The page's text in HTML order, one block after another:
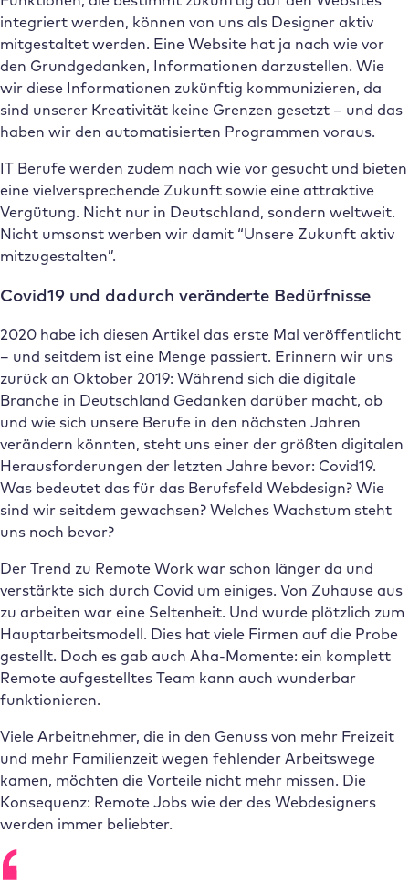
integriert werden, können von uns als Designer aktiv
mitgestaltet werden. Eine Website hat ja nach wie vor
den Grundgedanken, Informationen darzustellen. Wie
wir diese Informationen zukünftig kommunizieren, da
sind unserer Kreativität keine Grenzen gesetzt – und das
haben wir den automatisierten Programmen voraus.
IT Berufe werden zudem nach wie vor gesucht und bieten
eine vielversprechende Zukunft sowie eine attraktive
Vergütung. Nicht nur in Deutschland, sondern weltweit.
Nicht umsonst werben wir damit “Unsere Zukunft aktiv
mitzugestalten”.
Covid19 und dadurch veränderte Bedürfnisse
2020 habe ich diesen Artikel das erste Mal veröffentlicht
– und seitdem ist eine Menge passiert. Erinnern wir uns
zurück an Oktober 2019: Während sich die digitale
Branche in Deutschland Gedanken darüber macht, ob
und wie sich unsere Berufe in den nächsten Jahren
verändern könnten, steht uns einer der größten digitalen
Herausforderungen der letzten Jahre bevor: Covid19.
Was bedeutet das für das Berufsfeld Webdesign? Wie
sind wir seitdem gewachsen? Welches Wachstum steht
uns noch bevor?
Der Trend zu Remote Work war schon länger da und
verstärkte sich durch Covid um einiges. Von Zuhause aus
zu arbeiten war eine Seltenheit. Und wurde plötzlich zum
Hauptarbeitsmodell. Dies hat viele Firmen auf die Probe
gestellt. Doch es gab auch Aha-Momente: ein komplett
Remote aufgestelltes Team kann auch wunderbar
funktionieren.
Viele Arbeitnehmer, die in den Genuss von mehr Freizeit
und mehr Familienzeit wegen fehlender Arbeitswege
kamen, möchten die Vorteile nicht mehr missen. Die
Konsequenz: Remote Jobs wie der des Webdesigners
werden immer beliebter.